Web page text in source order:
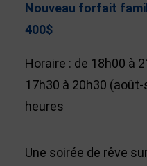
Nouveau forfait
400$
Horaire : de 18h00 à
17h30 à 20h30
heures
Une soirée de rêve